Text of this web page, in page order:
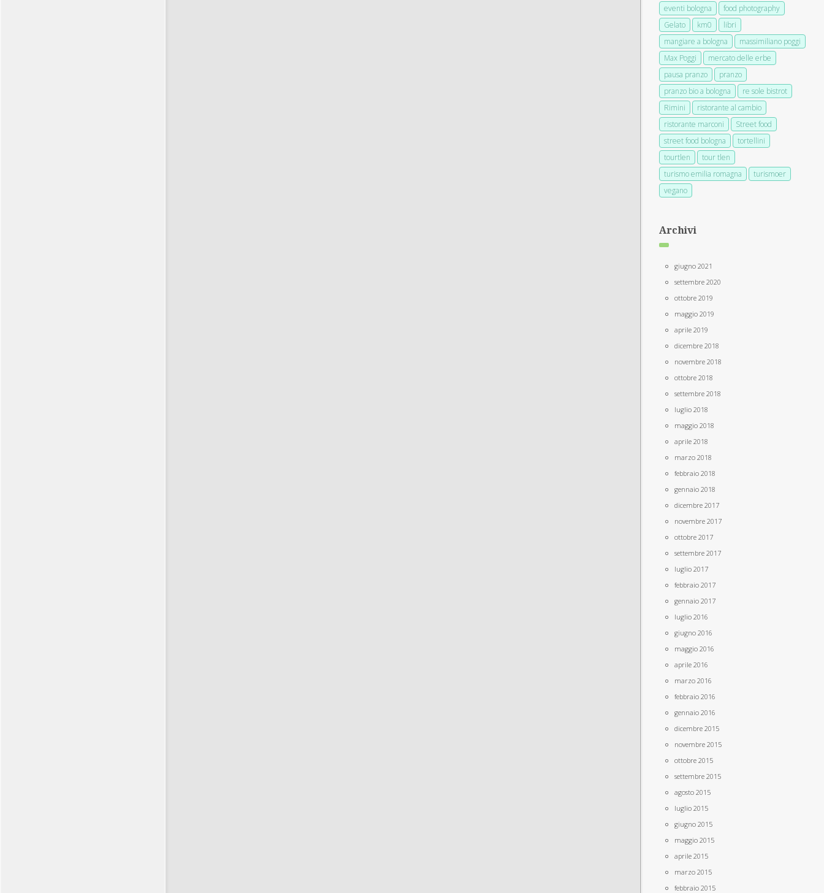
eventi bologna
food photography
Gelato
km0
libri
mangiare a bologna
massimiliano poggi
Max Poggi
mercato delle erbe
pausa pranzo
pranzo
pranzo bio a bologna
re sole bistrot
Rimini
ristorante al cambio
ristorante marconi
Street food
street food bologna
tortellini
tourtlen
tour tlen
turismo emilia romagna
turismoer
vegano
Archivi
giugno 2021
settembre 2020
ottobre 2019
maggio 2019
aprile 2019
dicembre 2018
novembre 2018
ottobre 2018
settembre 2018
luglio 2018
maggio 2018
aprile 2018
marzo 2018
febbraio 2018
gennaio 2018
dicembre 2017
novembre 2017
ottobre 2017
settembre 2017
luglio 2017
febbraio 2017
gennaio 2017
luglio 2016
giugno 2016
maggio 2016
aprile 2016
marzo 2016
febbraio 2016
gennaio 2016
dicembre 2015
novembre 2015
ottobre 2015
settembre 2015
agosto 2015
luglio 2015
giugno 2015
maggio 2015
aprile 2015
marzo 2015
febbraio 2015